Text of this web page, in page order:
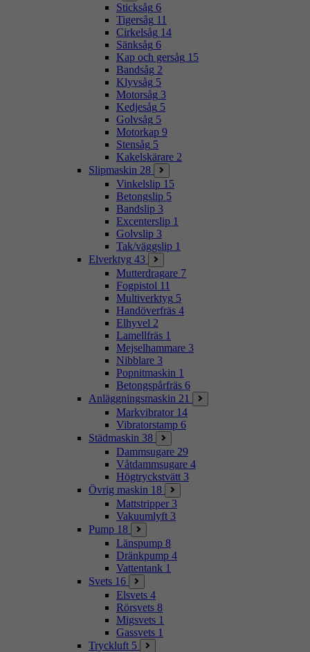
Sticksåg 6
Tigersåg 11
Cirkelsåg 14
Sänksåg 6
Kap och gersåg 15
Bandsåg 2
Klyvsåg 5
Motorsåg 3
Kedjesåg 5
Golvsåg 5
Motorkap 9
Stensåg 5
Kakelskärare 2
Slipmaskin 28
Vinkelslip 15
Betongslip 5
Bandslip 3
Excenterslip 1
Golvslip 3
Tak/väggslip 1
Elverktyg 43
Mutterdragare 7
Fogpistol 11
Multiverktyg 5
Handöverfräs 4
Elhyvel 2
Lamellfräs 1
Mejselhammare 3
Nibblare 3
Popnitmaskin 1
Betongspårfräs 6
Anläggningsmaskin 21
Markvibrator 14
Vibratorstamp 6
Städmaskin 38
Dammsugare 29
Våtdammsugare 4
Högtryckstvätt 3
Övrig maskin 18
Mattstripper 3
Vakuumlyft 3
Pump 18
Länspump 8
Dränkpump 4
Vattentank 1
Svets 16
Elsvets 4
Rörsvets 8
Migsvets 1
Gassvets 1
Tryckluft 5